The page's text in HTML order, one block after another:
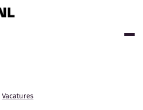
Vacatures